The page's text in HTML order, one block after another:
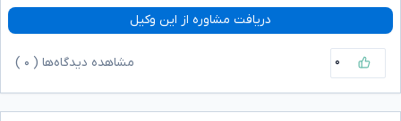
دریافت مشاوره از این وکیل
۰ مشاهده دیدگاه‌ها ( ۰